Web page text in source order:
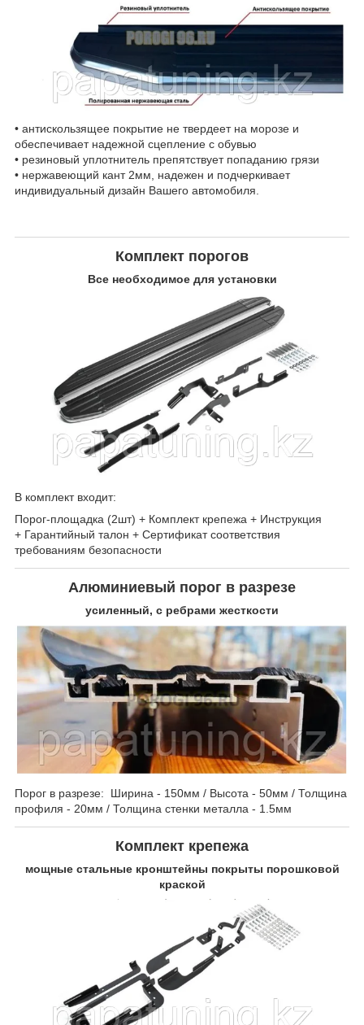
• антискользящее покрытие не твердеет на морозе и
обеспечивает надежной сцепление с обувью
• резиновый уплотнитель препятствует попаданию грязи
• нержавеющий кант 2мм, надежен и подчеркивает
индивидуальный дизайн Вашего автомобиля.
Комплект порогов
Все необходимое для установки
В комплект входит:
Порог-площадка (2шт) + Комплект крепежа + Инструкция
+ Гарантийный талон + Сертификат соответствия
требованиям безопасности
Алюминиевый порог в разрезе
усиленный, с ребрами жесткости
Порог в разрезе: Ширина - 150мм / Высота - 50мм / Толщина
профиля - 20мм / Толщина стенки металла - 1.5мм
Комплект крепежа
мощные стальные кронштейны покрыты порошковой
краской